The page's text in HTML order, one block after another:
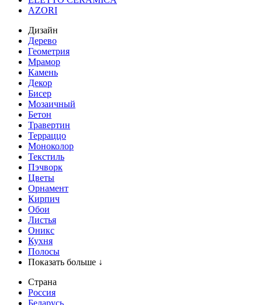
AZORI
Дизайн
Дерево
Геометрия
Мрамор
Камень
Декор
Бисер
Мозаичный
Бетон
Травертин
Терраццо
Моноколор
Текстиль
Пэчворк
Цветы
Орнамент
Кирпич
Обои
Листья
Оникс
Кухня
Полосы
Показать больше ↓
Страна
Россия
Беларусь